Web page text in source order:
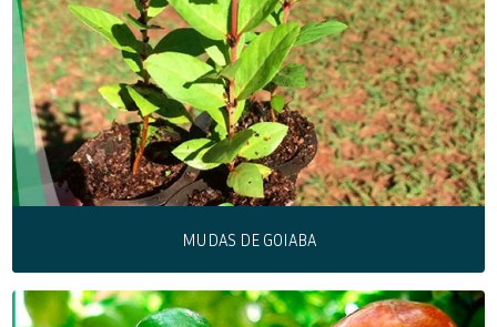
MUDAS DE GOIABA